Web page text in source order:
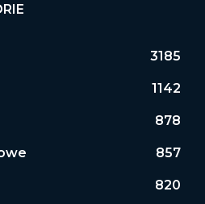
3185
1142
878
857
820